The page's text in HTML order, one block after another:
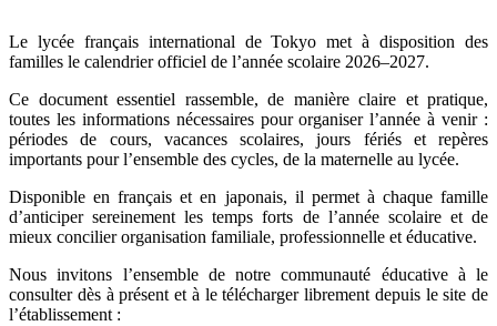
Le lycée français international de Tokyo met à disposition des
familles le calendrier officiel de l’année scolaire 2026–2027.
Ce document essentiel rassemble, de manière claire et pratique,
toutes les informations nécessaires pour organiser l’année à venir :
périodes de cours, vacances scolaires, jours fériés et repères
importants pour l’ensemble des cycles, de la maternelle au lycée.
Disponible en français et en japonais, il permet à chaque famille
d’anticiper sereinement les temps forts de l’année scolaire et de
mieux concilier organisation familiale, professionnelle et éducative.
Nous invitons l’ensemble de notre communauté éducative à le
consulter dès à présent et à le télécharger librement depuis le site de
l’établissement :